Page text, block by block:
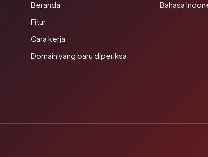
Beranda
Fitur
Cara kerja
Domain yang baru diperiksa
Bahasa